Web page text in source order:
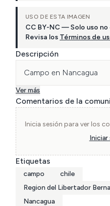
USO DE ESTA IMAGEN
CC BY-NC — Solo uso
Revisa los Términos de
Descripción
Campo en Nancagua
Ver más
Comentarios de la
Inicia sesión para ver los
Iniciar
Etiquetas
campo
chile
Region del Libertador
Nancagua